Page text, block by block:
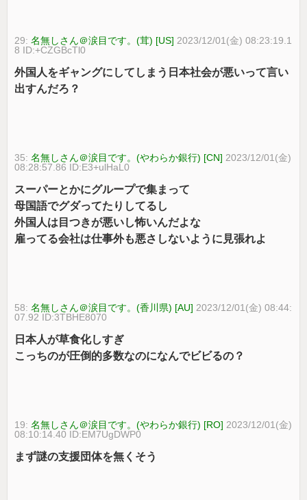
29:名無しさん＠涙目です。(茸) [US] 2023/12/01(金) 08:23:19.1
8 ID:+CZGBcTl0
外国人をギャングにしてしまう日本社会が悪いって言い
出すんだろ？
35:名無しさん＠涙目です。(やわらか銀行) [CN] 2023/12/01(金)
08:28:57.86 ID:E3+ulHaL0
スーパーとかにグループで集まって
母国語でグダってたりしてるし
外国人は目つきが悪いし怖いんだよな
雇ってる会社は仕事外も悪さしないように見張れよ
58:名無しさん＠涙目です。(香川県) [AU] 2023/12/01(金) 08:44:
07.92 ID:3TBHE8070
日本人が草食化しすぎ
こっちのが圧倒的多数なのになんでビビるの？
19:名無しさん＠涙目です。(やわらか銀行) [RO] 2023/12/01(金)
08:10:14.40 ID:EM7UgDWP0
まず謎の支援団体を無くそう